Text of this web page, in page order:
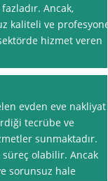
Ancak,
kaliteli ve profesyonel
hizmet veren
evden eve nakliyat
tecrübe ve
sunmaktadır.
olabilir. Ancak
sorunsuz hale